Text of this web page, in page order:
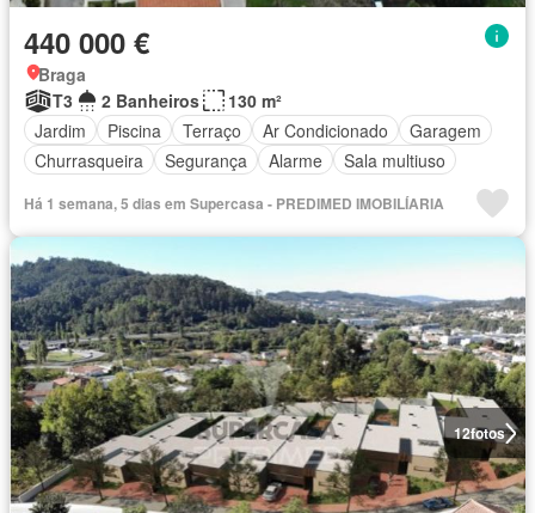
440 000 €
Braga
T3
2 Banheiros
130 m²
Jardim
Piscina Terraço Ar Condicionado
Garagem
Churrasqueira
Segurança Alarme Sala multiuso
Há 1 semana, 5 dias em Supercasa - PREDIMED IMOBILÍARIA
12fotos